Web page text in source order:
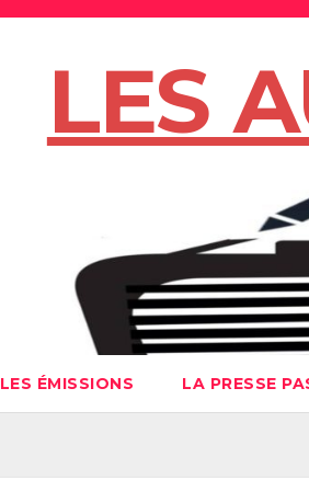
LES
LES ÉMISSIONS LA PRESSE